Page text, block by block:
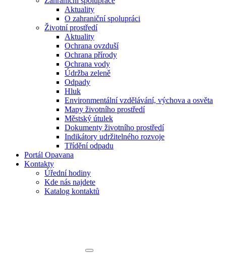
Aktuality
O zahraniční spolupráci
Životní prostředí
Aktuality
Ochrana ovzduší
Ochrana přírody
Ochrana vody
Údržba zeleně
Odpady
Hluk
Environmentální vzdělávání, výchova a osvěta
Mapy životního prostředí
Městský útulek
Dokumenty životního prostředí
Indikátory udržitelného rozvoje
Třídění odpadu
Portál Opavana
Kontakty
Úřední hodiny
Kde nás najdete
Katalog kontaktů